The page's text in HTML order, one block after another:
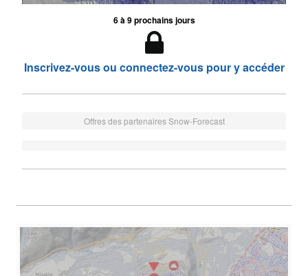
6 à 9 prochains jours
Inscrivez-vous ou connectez-vous pour y accéder
Offres des partenaires Snow-Forecast